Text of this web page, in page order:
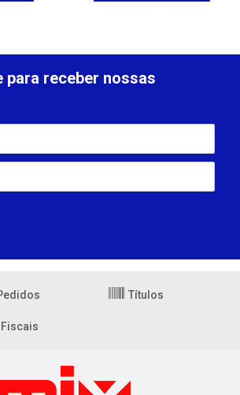
para receber nossas
Títulos